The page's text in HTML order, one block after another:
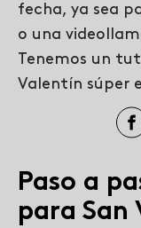
fecha, ya sea
o una
Tenemos un
Valentín súper
Paso a
para San